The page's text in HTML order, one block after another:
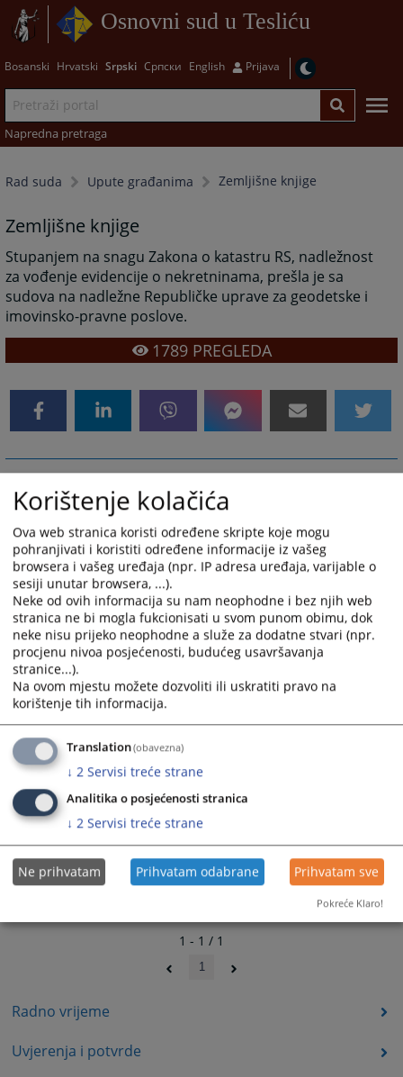
Osnovni sud u Tesliću
Bosanski Hrvatski Srpski Српски English Prijava
Napredna pretraga
Rad suda Upute građanima Zemljišne knjige
Radno vrijeme
Uvjerenja i potvrde
Zemljišne knjige
Stupanjem na snagu Zakona o katastru RS, nadležnost
za vođenje evidencije o nekretninama, prešla je sa
sudova na nadležne Republičke uprave za geodetske i
imovinsko-pravne poslove.
1789PREGLEDA
1 - 1 / 1
1
Korištenje kolačića
Ova web stranica koristi određene skripte koje mogu
pohranjivati i koristiti određene informacije iz vašeg
browsera i vašeg uređaja (npr. IP adresa uređaja, varijable o
sesiji unutar browsera, ...).
Neke od ovih informacija su nam neophodne i bez njih web
stranica ne bi mogla fukcionisati u svom punom obimu, dok
neke nisu prijeko neophodne a služe za dodatne stvari (npr.
procjenu nivoa posjećenosti, budućeg usavršavanja
stranice...).
Na ovom mjestu možete dozvoliti ili uskratiti pravo na
korištenje tih informacija.
Translation(obavezna)
↓ 2 Servisi treće strane
Analitika o posjećenosti stranica
↓ 2 Servisi treće strane
Ne prihvatam Prihvatam odabrane Prihvatam sve
Pokreće Klaro!